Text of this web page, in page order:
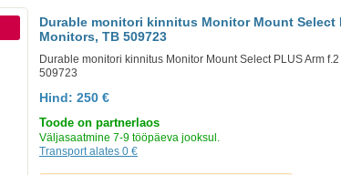
Durable monitori kinnitus Monitor Mount Select
Monitors, TB 509723
Durable monitori kinnitus Monitor Mount Select PLUS Arm
509723
Hind: 250 €
Toode on partnerlaos
Väljasaatmine 7-9 tööpäeva jooksul.
Transport alates 0 €